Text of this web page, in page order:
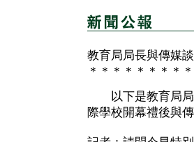
教育局局長與傳媒
＊＊＊＊＊＊＊＊
以下是教育局局
際學校開幕禮後與